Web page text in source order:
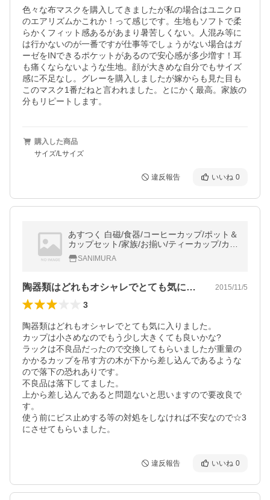
色々な布マスクを購入してきましたが私の場合はユニクロ
のエアリズムかこれか！って感じです。生地もソフトで柔
らかくフィット感あるがあまり暑苦しくない。人混み等に
は行かないのが一番ですが仕事等でしょうがない場合はガ
ーゼをINできるポケットがあるので安心感が多少増す！耳
も痛くならないような生地。顔が大きめな自分でもサイズ
感に不足なし。グレーを購入しましたが嫁からも見た目も
このマスク1番だねと言われました。とにかく最高。家族の
分もリピートします。
購入した商品
サイズ/Lサイズ
違反報告 いいね 0
あすつく 白磁/食器/コーヒーカップ/ポット＆
カップセット/家族/お揃い/ティーカップ/カフ
ェ/カップアンドソーサー/カラトリー/ポーセ
リンアート/ポーセラーツ
SANIMURA
陶器類はどれもオシャレでとても気に入り… 2015/11/5
3
陶器類はどれもオシャレでとても気に入りました。
カップは小さめなのでもう少し大きくても良いかな?
ラックは不良品だったので交換してもらいましたが重量の
かかるカップを吊す方の木が下から差し込んであるような
ので落下の恐れありです。
不良品は落下してました。
上から差し込んであると問題ないと思いますので要改良で
す。
使う前にビス止めする等の対処をしなければ不安なので☆3
にさせてもらいました。
違反報告 いいね 0